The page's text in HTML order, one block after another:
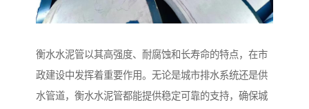
衡水水泥管以其高强度、耐腐蚀和长寿命的特点，在市
政建设中发挥着重要作用。无论是城市排水系统还是供
水管道，衡水水泥管都能提供稳定可靠的支持，确保城